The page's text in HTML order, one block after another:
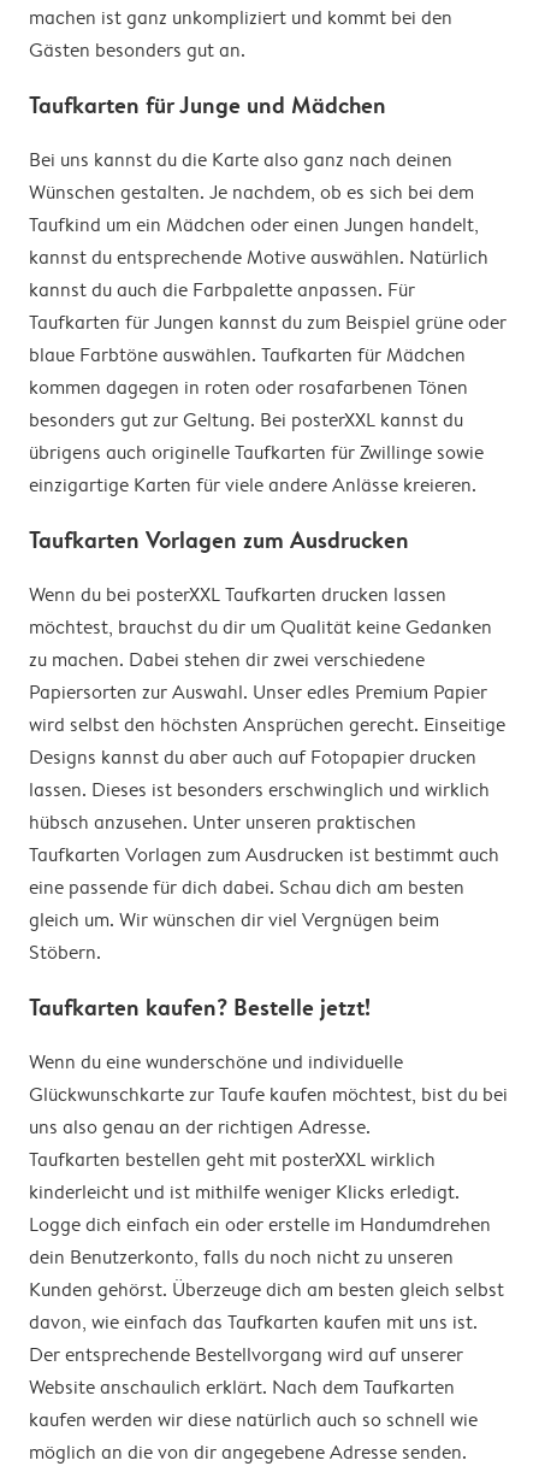
machen ist ganz unkompliziert und kommt bei den
Gästen besonders gut an.
Taufkarten für Junge und Mädchen
Bei uns kannst du die Karte also ganz nach deinen
Wünschen gestalten. Je nachdem, ob es sich bei dem
Taufkind um ein Mädchen oder einen Jungen handelt,
kannst du entsprechende Motive auswählen. Natürlich
kannst du auch die Farbpalette anpassen. Für
Taufkarten für Jungen kannst du zum Beispiel grüne oder
blaue Farbtöne auswählen. Taufkarten für Mädchen
kommen dagegen in roten oder rosafarbenen Tönen
besonders gut zur Geltung. Bei posterXXL kannst du
übrigens auch originelle Taufkarten für Zwillinge sowie
einzigartige Karten für viele andere Anlässe kreieren.
Taufkarten Vorlagen zum Ausdrucken
Wenn du bei posterXXL Taufkarten drucken lassen
möchtest, brauchst du dir um Qualität keine Gedanken
zu machen. Dabei stehen dir zwei verschiedene
Papiersorten zur Auswahl. Unser edles Premium Papier
wird selbst den höchsten Ansprüchen gerecht. Einseitige
Designs kannst du aber auch auf Fotopapier drucken
lassen. Dieses ist besonders erschwinglich und wirklich
hübsch anzusehen. Unter unseren praktischen
Taufkarten Vorlagen zum Ausdrucken ist bestimmt auch
eine passende für dich dabei. Schau dich am besten
gleich um. Wir wünschen dir viel Vergnügen beim
Stöbern.
Taufkarten kaufen? Bestelle jetzt!
Wenn du eine wunderschöne und individuelle
Glückwunschkarte zur Taufe kaufen möchtest, bist du bei
uns also genau an der richtigen Adresse.
Taufkarten bestellen geht mit posterXXL wirklich
kinderleicht und ist mithilfe weniger Klicks erledigt.
Logge dich einfach ein oder erstelle im Handumdrehen
dein Benutzerkonto, falls du noch nicht zu unseren
Kunden gehörst. Überzeuge dich am besten gleich selbst
davon, wie einfach das Taufkarten kaufen mit uns ist.
Der entsprechende Bestellvorgang wird auf unserer
Website anschaulich erklärt. Nach dem Taufkarten
kaufen werden wir diese natürlich auch so schnell wie
möglich an die von dir angegebene Adresse senden.